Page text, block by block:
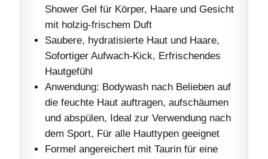
Shower Gel für Körper, Haare und Gesicht
mit holzig-frischem Duft
Saubere, hydratisierte Haut und Haare,
Sofortiger Aufwach-Kick, Erfrischendes
Hautgefühl
Anwendung: Bodywash nach Belieben auf
die feuchte Haut auftragen, aufschäumen
und abspülen, Ideal zur Verwendung nach
dem Sport, Für alle Hauttypen geeignet
Formel angereichert mit Taurin für eine